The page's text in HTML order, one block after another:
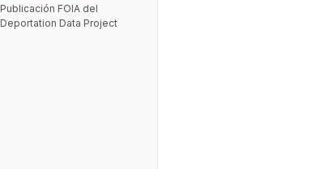
Publicación FOIA del
Deportation Data Project